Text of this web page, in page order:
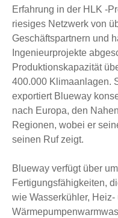
Erfahrung in der HLK -
riesiges Netzwerk von
Geschäftspartnern und
Ingenieurprojekte
Produktionskapazität
400.000 Klimaanlagen.
exportiert Blueway
nach Europa, den
Regionen, wobei er
seinen Ruf zeigt.
Blueway verfügt über
Fertigungsfähigkeiten,
wie Wasserkühler,